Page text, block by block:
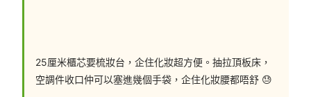
25厘米櫃芯要梳妝台，企住化妝超方便。抽拉頂板床，
空調件收口仲可以塞進幾個手袋，企住化妝腰都唔舒 😓